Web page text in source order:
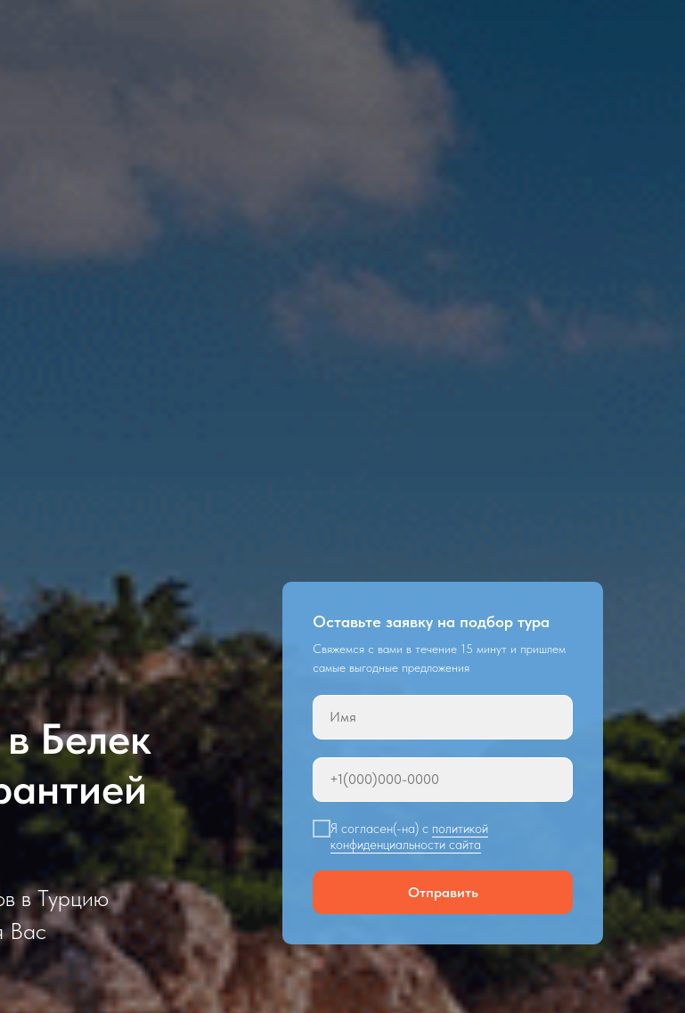
Белек
в Турцию
Вас
Оставьте заявку на подбор тура
Свяжемся с вами в течение 15 минут и пришлем
самые выгодные предложения
Я согласен(-на) с политикой
конфиденциальности сайта
Отправить